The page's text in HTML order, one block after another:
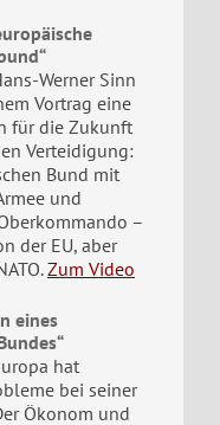
Werner Sinn
Vortrag eine
für die Zukunft
Verteidigung:
Bund mit
und
–
der EU, aber
Zum Video
eines
hat
bei seiner
Ökonom und